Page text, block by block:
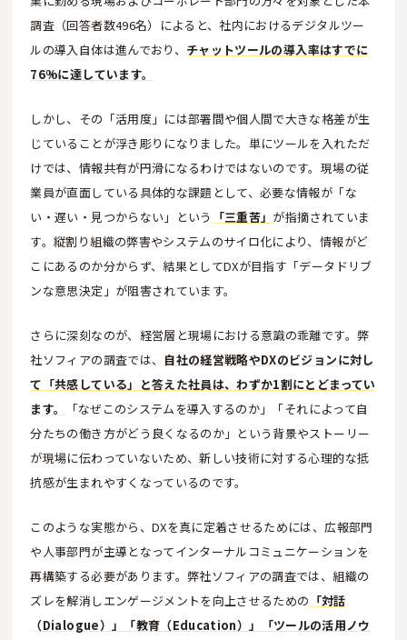
調査（回答者数496名）によると、社内におけるデジタルツー
ルの導入自体は進んでおり、 チャットツールの導入率はすでに
76%に達しています。
しかし、その「活用度」には部署間や個人間で大きな格差が生
じていることが浮き彫りになりました。単にツールを入れただ
けでは、情報共有が円滑になるわけではないのです。現場の従
業員が直面している具体的な課題として、必要な情報が「な
い・遅い・見つからない」という
「三重苦」 が指摘されていま
す。縦割り組織の弊害やシステムのサイロ化により、情報がど
こにあるのか分からず、結果としてDXが目指す「データドリブ
ンな意思決定」が阻害されています。
さらに深刻なのが、経営層と現場における意識の乖離です。弊
社ソフィアの調査では、 自社の経営戦略やDXのビジョンに対し
て「共感している」と答えた社員は、わずか1割にとどまってい
ます。
「なぜこのシステムを導入するのか」「それによって自
分たちの働き方がどう良くなるのか」という背景やストーリー
が現場に伝わっていないため、新しい技術に対する心理的な抵
抗感が生まれやすくなっているのです。
このような実態から、DXを真に定着させるためには、広報部門
や人事部門が主導となってインターナルコミュニケーションを
再構築する必要があります。弊社ソフィアの調査では、組織の
ズレを解消しエンゲージメントを向上させるための 「対話
（Dialogue）」「教育（Education）」「ツールの活用ノウ